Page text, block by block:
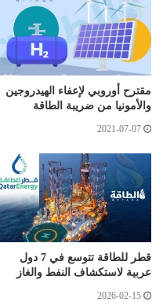
مقترح أوروبي لإعفاء الهيدروجين
والأمونيا من ضريبة الطاقة
2021-07-07
قطر للطاقة تتوسع في 7 دول
عربية لاستكشاف النفط والغاز
2026-02-15